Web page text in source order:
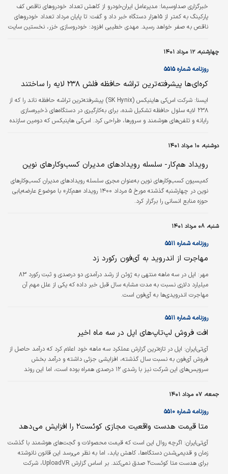
قرار خواهد گرفت و چه تفاوتی با بانک‌های عادی
دارند؟ کارنامه و عملکرد بانک‌های مشترکی که در
تاریخ بانکداری ایران تشکیل شده‌‌‌اند…
خبرگزاری صداوسیما: مدیرعامل ایران‌خودرو از کاهش تعداد خودرو‌های ناقص کف
پارکینگ به کمتر از ۱۵هزار دستگاه خبر داد و گفت: تا پایان مرداد تعداد خودرو‌های
ناقص به صفر خواهد رسید. مهدی خطیبی افزود: خودروسازی خزر، نخستین سایت
و طبق قولی که به وزیر صمت و مشتریان ایران‌خودرو داده بودیم تا پایان مردادماه،
خودرو‌های ناقص کف پارکینگ شرکت به صفر خواهد رسید.
چهارشنبه، ۱۲ مرداد ۱۴۰۱
روزنامه شماره ۵۵۱۵
کره‌ای‌ها پیشرفته‌ترین تراشه حافظه فلش ۲۳۸ لایه را ساختند
ايسنا:
شرکت اس‌کی هاینیکس (SK Hynix) پیشرفته‌ترین تراشه حافظه ناند را که از
۲۳۸ لایه سلول حافظه تشکیل شده، برای به‌کارگیری در دستگاه‌های ذخیره‌سازی
رایانه و تلفن‌های هوشمند و سرورها، طراحی کرد. اس‌کی هاینیکس که دومین سازنده
این صنعت توصیف کرد. این تراشه‌ساز رقیب آمریکایی خود را دنبال کرد که هفته
هاینیکس، تراشه ۲۳۸ لایه‌ای جدید، کوچک‌ترین تراشه فلش ناند…
دوشنبه، ۱۰ مرداد ۱۴۰۱
رویداد هم‌کار- سلسله رویدادهای مدیران کسب‌وکارهای نوین
کمیسیون کسب‌وکارهای نوین به‌عنوان مجری سلسله رویدادهای مدیران کسب‌وکارهای
نوین در چهارشنبه گذشته مورخ ۵ مرداد ۱۴۰۰ رویداد «هم‌کار» با موضوع عارضه‌یابی
حوزه منابع انسانی را برگزار کرد.
شنبه، ۰۸ مرداد ۱۴۰۱
روزنامه شماره ۵۵۱۱
مهاجرت از اندروید به آی‌فون رکورد زد
مهر:
اپل در سه ماهه منتهی به ژوئن از رشد درآمدی دو درصدی و ثبت رکورد ۸۳
میلیارد دلاری نسبت به مدت مشابه سال قبل خبر داده که یکی از علل مهم آن
مهاجرت اندرویدی‌ها به آی‌فون است.
روزنامه شماره ۵۵۱۱
افت فروش لپ‌تاپ‌های اپل در سه ماه اخیر
آي‌تي‌ايران: اپل در تازه‌ترین گزارش عملکرد سه ماهه خود اعلام کرد که درآمد حاصل از
فروش آی‌فون به نسبت سال گذشته، افزایشی جزئی داشته و درآمد بخش
سرویس‌های این شرکت نیز با رشدی ۱۲ درصدی همراه بوده است، اما این روند
به ۲۵ ژوئن، درآمد حاصل از فروش رایانه‌های مک، ۱۰ درصد کاهش داشت.
جمعه، ۰۷ مرداد ۱۴۰۱
روزنامه شماره ۵۵۱۰
متا قیمت هدست واقعیت مجازی کوئست‌۲ را افزایش ‌می‌دهد
آي‌تي‌ايران: اگرچه روال این است که قیمت محصولات و گجت‌های هوشمند با گذشت
زمان و قدیمی‌شدن دستگاه‌ها، کاهش یابد، اما به نظر می‌رسد این قانون نانوشته
برای هدست متا کوئست‌۲ صدق نمی‌کند. بر اساس گزارش UploadVR، شرکت